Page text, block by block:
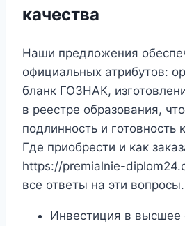
качества
Наши предложения
официальных атрибутов:
бланк ГОЗНАК,
в реестре образования,
подлинность и готовность
Где приобрести и как
https://premialnie-
все ответы на эти вопросы.
Инвестиция в высшее